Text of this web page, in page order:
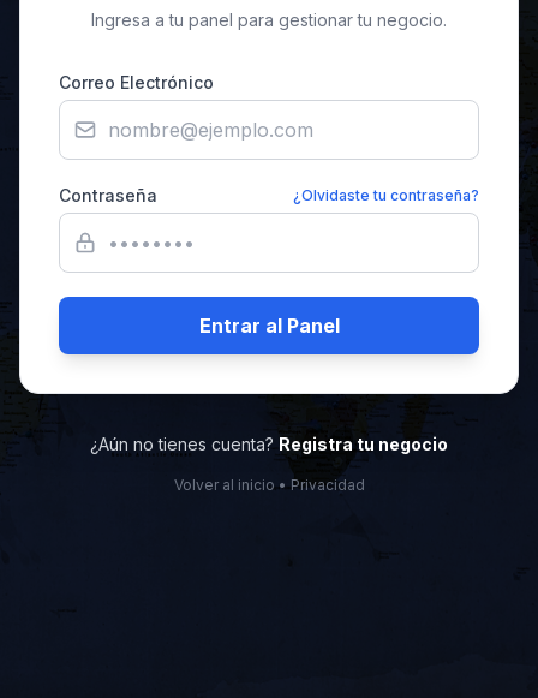
Ingresa a tu panel para gestionar tu negocio.
Correo Electrónico
Contraseña ¿Olvidaste tu contraseña?
Entrar al Panel
¿Aún no tienes cuenta? Registra tu negocio
Volver al inicio •Privacidad